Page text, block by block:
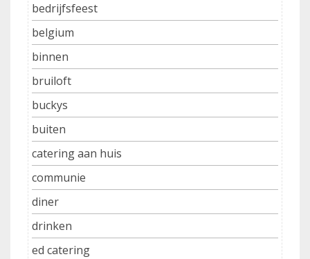
bedrijfsfeest
belgium
binnen
bruiloft
buckys
buiten
catering aan huis
communie
diner
drinken
ed catering